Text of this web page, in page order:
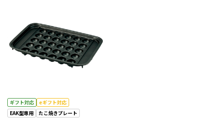
ギフト対応
eギフト対応
EAK型専用
たこ焼きプレート